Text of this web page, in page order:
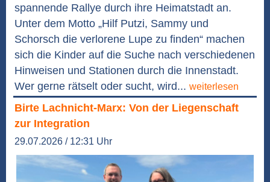
spannende Rallye durch ihre Heimatstadt an.
Unter dem Motto „Hilf Putzi, Sammy und
Schorsch die verlorene Lupe zu finden“ machen
sich die Kinder auf die Suche nach verschiedenen
Hinweisen und Stationen durch die Innenstadt.
Wer gerne rätselt oder sucht, wird... weiterlesen
Birte Lachnicht-Marx: Von der Liegenschaft
zur Integration
29.07.2026 / 12:31 Uhr